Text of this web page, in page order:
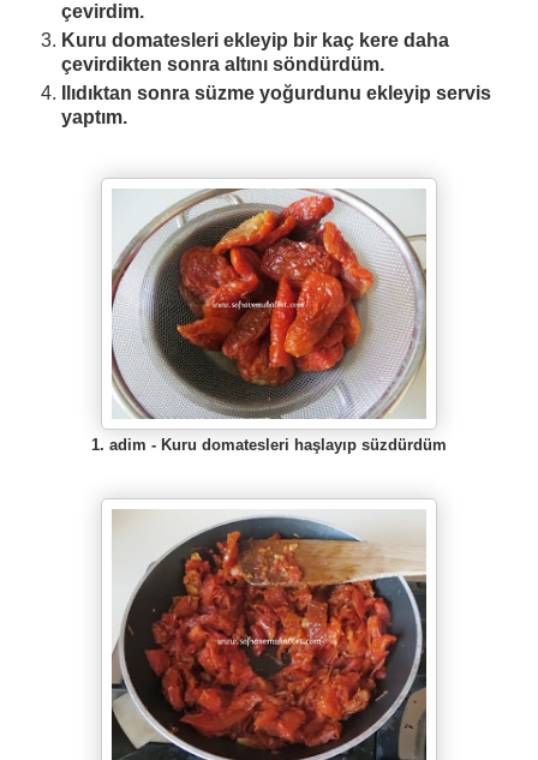
çevirdim.
Kuru domatesleri ekleyip bir kaç kere daha
çevirdikten sonra altını söndürdüm.
Ilıdıktan sonra süzme yoğurdunu ekleyip servis
yaptım.
1. adim - Kuru domatesleri haş layıp süzdürdüm